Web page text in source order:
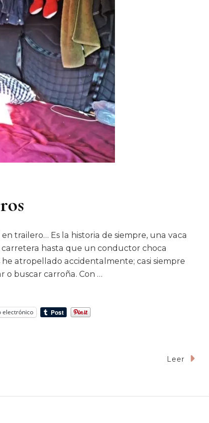
trailero… Es la historia de siempre, una vaca
hasta que un conductor choca
atropellado accidentalmente; casi siempre
o buscar carroña. Con …
electrónico
Leer